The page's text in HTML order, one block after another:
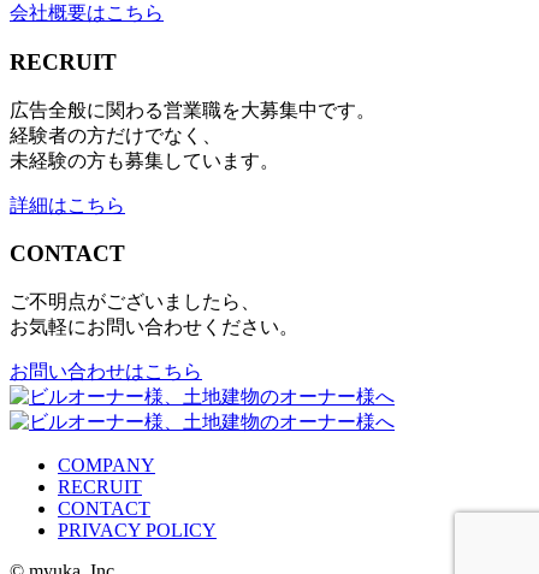
会社概要はこちら
RECRUIT
広告全般に関わる営業職を大募集中です。
経験者の方だけでなく、
未経験の方も募集しています。
詳細はこちら
CONTACT
ご不明点がございましたら、
お気軽にお問い合わせください。
お問い合わせはこちら
COMPANY
RECRUIT
CONTACT
PRIVACY POLICY